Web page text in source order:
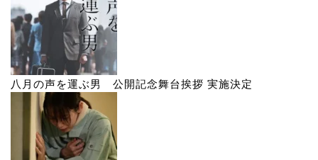
八月の声を運ぶ男 公開記念舞台挨拶 実施決定